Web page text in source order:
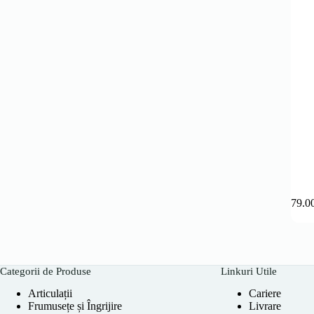
Categorii de Produse
Articulații
Frumusețe și Îngrijire
Linkuri Utile
Cariere
Livrare